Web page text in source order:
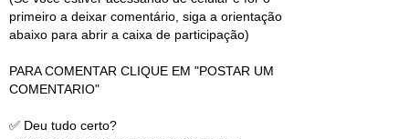
primeiro a deixar comentário, siga a orientação
abaixo para abrir a caixa de participação)
PARA COMENTAR CLIQUE EM "POSTAR UM
COMENTARIO"
✅ Deu tudo certo?